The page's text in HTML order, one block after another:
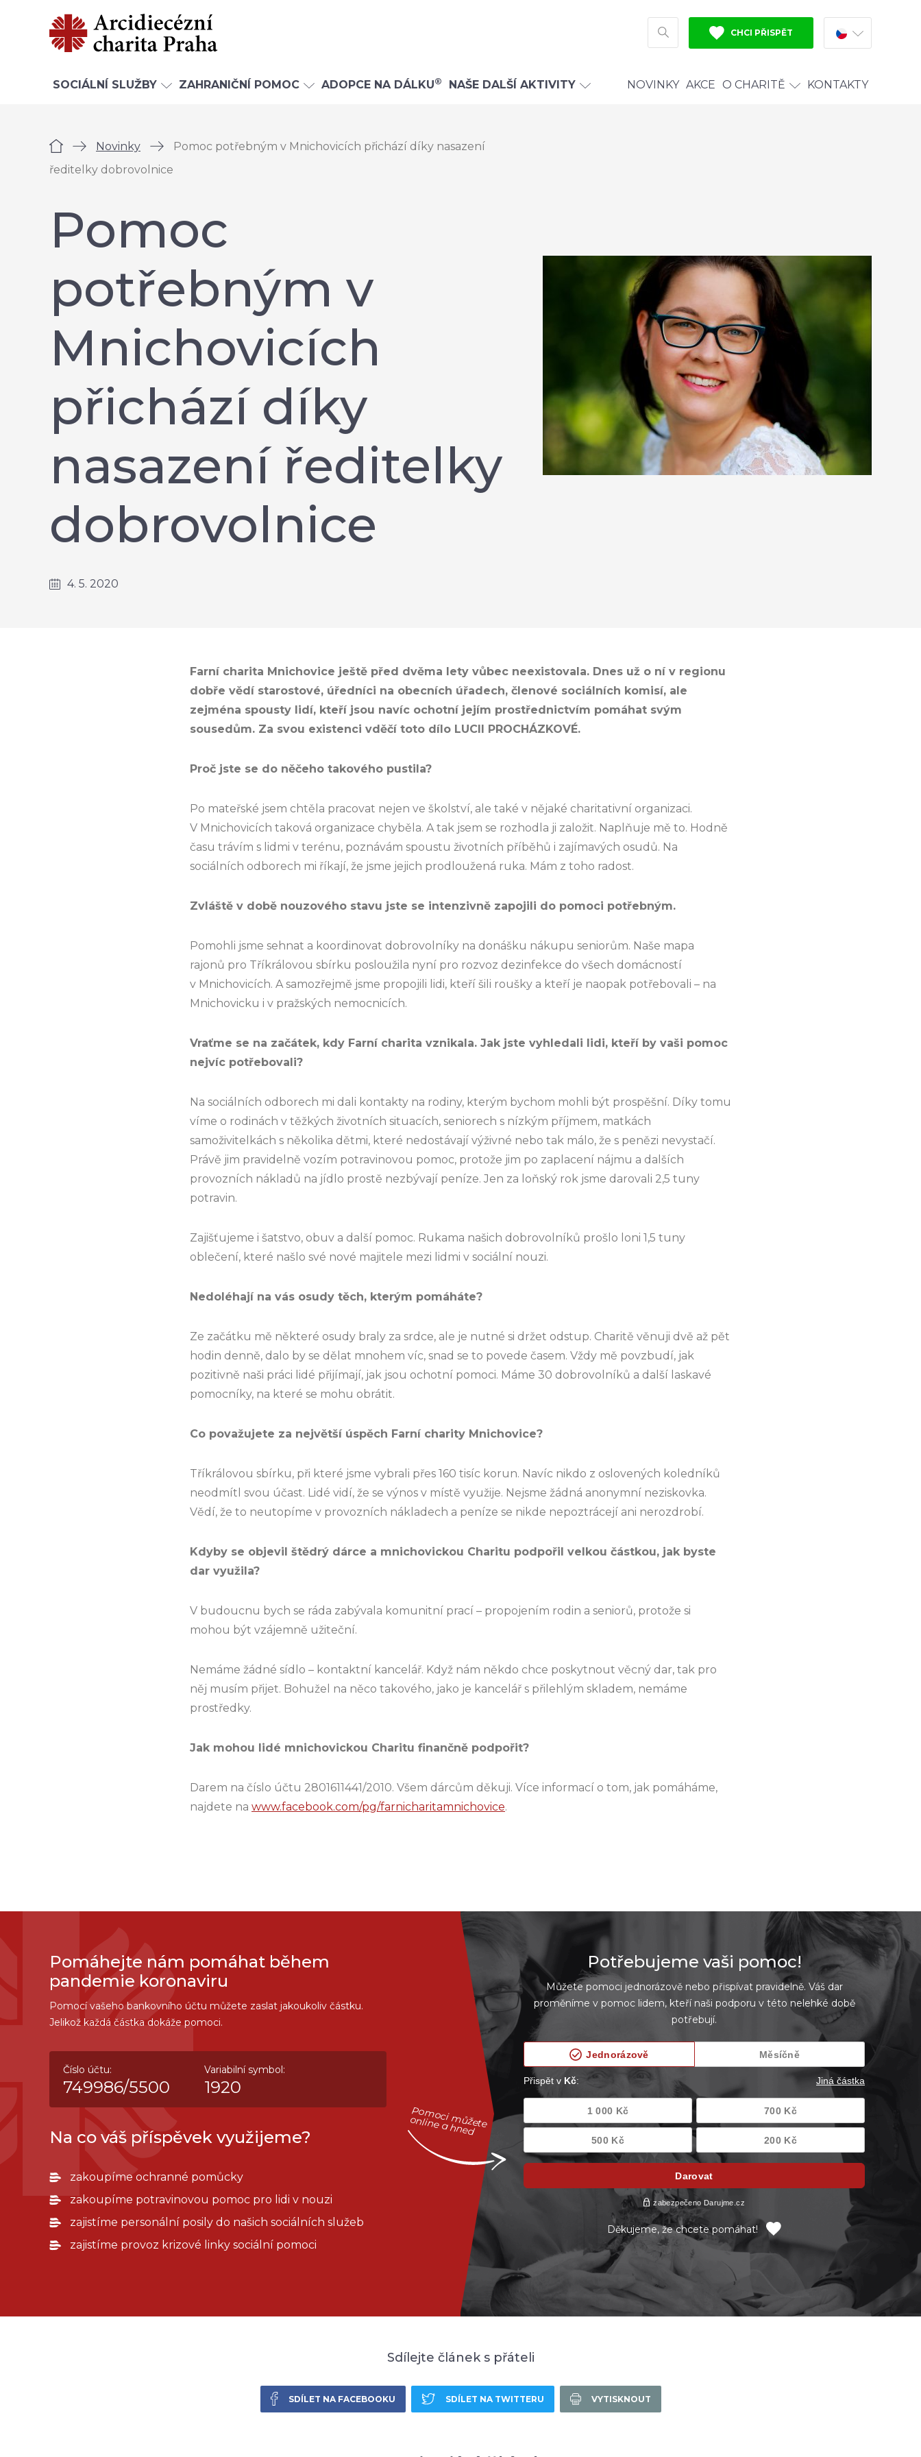
HLEDAT CHCI PŘISPĚT
SOCIÁLNÍ SLUŽBY ZAHRANIČNÍ POMOC ADOPCE NA DÁLKU® NAŠE DALŠÍ AKTIVITY NOVINKY AKCE O CHARITĚ KONTAKTY
Úvod Novinky
Pomoc potřebným v Mnichovicích přichází díky nasazení
ředitelky dobrovolnice
Pomoc
potřebným v
Mnichovicích
přichází díky
nasazení ředitelky
dobrovolnice
4. 5. 2020
Farní charita Mnichovice ještě před dvěma lety vůbec neexistovala. Dnes už o ní v regionu
dobře vědí starostové, úředníci na obecních úřadech, členové sociálních komisí, ale
zejména spousty lidí, kteří jsou navíc ochotní jejím prostřednictvím pomáhat svým
sousedům. Za svou existenci vděčí toto dílo LUCII PROCHÁZKOVÉ.
Proč jste se do něčeho takového pustila?
Po mateřské jsem chtěla pracovat nejen ve školství, ale také v nějaké charitativní organizaci.
V Mnichovicích taková organizace chyběla. A tak jsem se rozhodla ji založit. Naplňuje mě to. Hodně
času trávím s lidmi v terénu, poznávám spoustu životních příběhů i zajímavých osudů. Na
sociálních odborech mi říkají, že jsme jejich prodloužená ruka. Mám z toho radost.
Zvláště v době nouzového stavu jste se intenzivně zapojili do pomoci potřebným.
Pomohli jsme sehnat a koordinovat dobrovolníky na donášku nákupu seniorům. Naše mapa
rajonů pro Tříkrálovou sbírku posloužila nyní pro rozvoz dezinfekce do všech domácností
v Mnichovicích. A samozřejmě jsme propojili lidi, kteří šili roušky a kteří je naopak potřebovali – na
Mnichovicku i v pražských nemocnicích.
Vraťme se na začátek, kdy Farní charita vznikala. Jak jste vyhledali lidi, kteří by vaši pomoc
nejvíc potřebovali?
Na sociálních odborech mi dali kontakty na rodiny, kterým bychom mohli být prospěšní. Díky tomu
víme o rodinách v těžkých životních situacích, seniorech s nízkým příjmem, matkách
samoživitelkách s několika dětmi, které nedostávají výživné nebo tak málo, že s penězi nevystačí.
Právě jim pravidelně vozím potravinovou pomoc, protože jim po zaplacení nájmu a dalších
provozních nákladů na jídlo prostě nezbývají peníze. Jen za loňský rok jsme darovali 2,5 tuny
potravin.
Zajišťujeme i šatstvo, obuv a další pomoc. Rukama našich dobrovolníků prošlo loni 1,5 tuny
oblečení, které našlo své nové majitele mezi lidmi v sociální nouzi.
Nedoléhají na vás osudy těch, kterým pomáháte?
Ze začátku mě některé osudy braly za srdce, ale je nutné si držet odstup. Charitě věnuji dvě až pět
hodin denně, dalo by se dělat mnohem víc, snad se to povede časem. Vždy mě povzbudí, jak
pozitivně naši práci lidé přijímají, jak jsou ochotní pomoci. Máme 30 dobrovolníků a další laskavé
pomocníky, na které se mohu obrátit.
Co považujete za největší úspěch Farní charity Mnichovice?
Tříkrálovou sbírku, při které jsme vybrali přes 160 tisíc korun. Navíc nikdo z oslovených koledníků
neodmítl svou účast. Lidé vidí, že se výnos v místě využije. Nejsme žádná anonymní neziskovka.
Vědí, že to neutopíme v provozních nákladech a peníze se nikde nepoztrácejí ani nerozdrobí.
Kdyby se objevil štědrý dárce a mnichovickou Charitu podpořil velkou částkou, jak byste
dar využila?
V budoucnu bych se ráda zabývala komunitní prací – propojením rodin a seniorů, protože si
mohou být vzájemně užiteční.
Nemáme žádné sídlo – kontaktní kancelář. Když nám někdo chce poskytnout věcný dar, tak pro
něj musím přijet. Bohužel na něco takového, jako je kancelář s přilehlým skladem, nemáme
prostředky.
Jak mohou lidé mnichovickou Charitu finančně podpořit?
Darem na číslo účtu 2801611441/2010. Všem dárcům děkuji. Více informací o tom, jak pomáháme,
najdete na www.facebook.com/pg/farnicharitamnichovice.
Pomáhejte nám pomáhat během
pandemie koronaviru
Pomocí vašeho bankovního účtu můžete zaslat jakoukoliv částku.
Jelikož každá částka dokáže pomoci.
Číslo účtu:
749986/5500
Variabilní symbol:
1920
Na co váš příspěvek využijeme?
zakoupíme ochranné pomůcky
zakoupíme potravinovou pomoc pro lidi v nouzi
zajistíme personální posily do našich sociálních služeb
zajistíme provoz krizové linky sociální pomoci
Potřebujeme vaši pomoc!
Můžete pomoci jednorázově nebo přispívat pravidelně. Váš dar
proměníme v pomoc lidem, kteří naši podporu v této nelehké době
potřebují.
Děkujeme, že chcete pomáhat!
Pomoci můžete
online a hned
Sdílejte článek s přáteli
SDÍLET NA FACEBOOKU SDÍLET NA TWITTERU VYTISKNOUT